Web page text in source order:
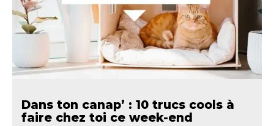
Dans ton canap’ : 10 trucs cools à
faire chez toi ce week-end